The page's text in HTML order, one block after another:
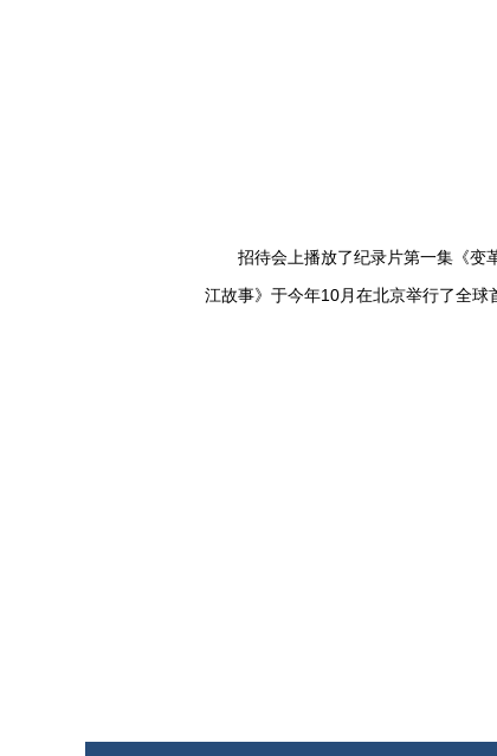
招待会上播放了纪录片第一集《变革
江故事》于今年10月在北京举行了全球